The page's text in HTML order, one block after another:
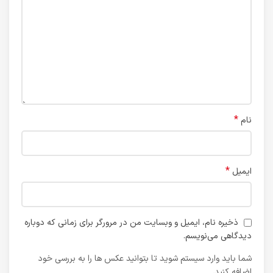
نام *
ایمیل *
ذخیره نام، ایمیل و وبسایت من در مرورگر برای زمانی که دوباره
دیدگاهی می‌نویسم.
شما باید وارد سیستم شوید تا بتوانید عکس ها را به بررسی خود